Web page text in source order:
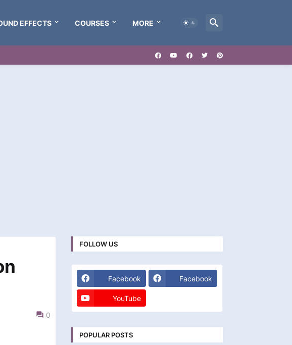
EFFECTS COURSES MORE
0
FOLLOW US
Facebook Facebook
YouTube
POPULAR POSTS